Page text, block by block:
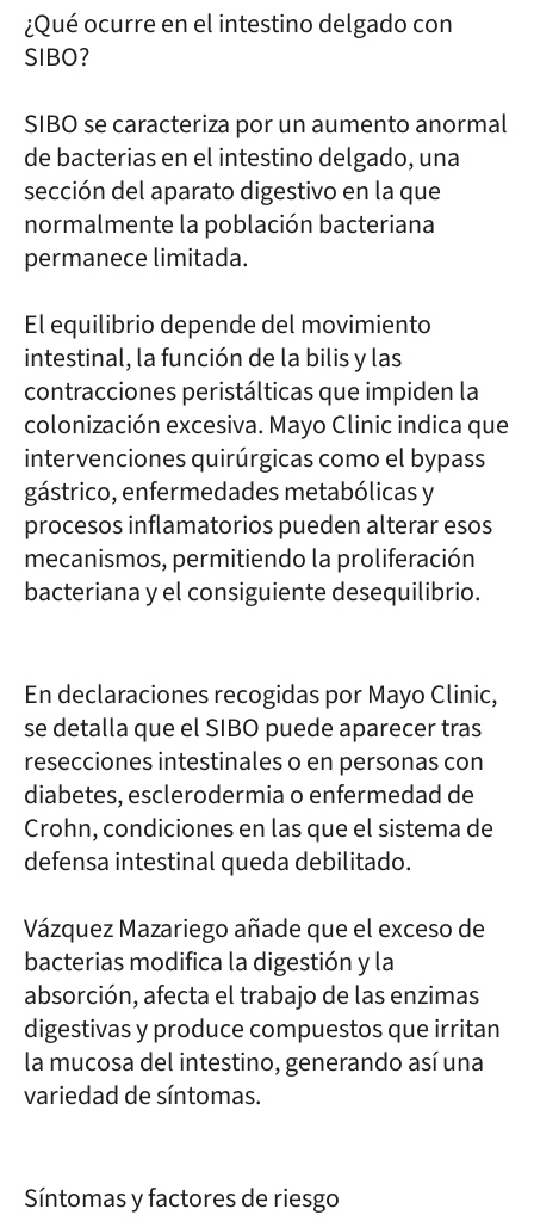
¿Qué ocurre en el intestino delgado con
SIBO?
SIBO se caracteriza por un aumento anormal
de bacterias en el intestino delgado, una
sección del aparato digestivo en la que
normalmente la población bacteriana
permanece limitada.
El equilibrio depende del movimiento
intestinal, la función de la bilis y las
contracciones peristálticas que impiden la
colonización excesiva. Mayo Clinic indica que
intervenciones quirúrgicas como el bypass
gástrico, enfermedades metabólicas y
procesos inflamatorios pueden alterar esos
mecanismos, permitiendo la proliferación
bacteriana y el consiguiente desequilibrio.
En declaraciones recogidas por Mayo Clinic,
se detalla que el SIBO puede aparecer tras
resecciones intestinales o en personas con
diabetes, esclerodermia o enfermedad de
Crohn, condiciones en las que el sistema de
defensa intestinal queda debilitado.
Vázquez Mazariego añade que el exceso de
bacterias modifica la digestión y la
absorción, afecta el trabajo de las enzimas
digestivas y produce compuestos que irritan
la mucosa del intestino, generando así una
variedad de síntomas.
Síntomas y factores de riesgo